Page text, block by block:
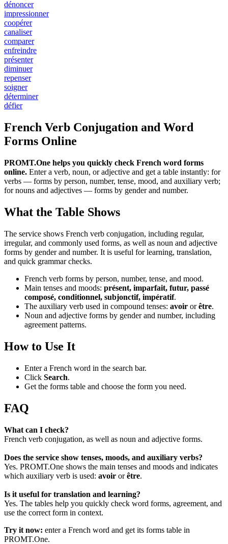
dénoncer
impressionner
coopérer
canaliser
comparer
enfreindre
présenter
diminuer
repenser
soigner
déterminer
défier
French Verb Conjugation and Word
Forms Online
PROMT.One helps you quickly check French word forms
online. Enter a verb, noun, or adjective and get a table instantly: for
verbs — forms by person, number, tense, mood, and auxiliary verb;
for nouns and adjectives — forms by gender and number.
What the Table Shows
The service shows French verb conjugation, including regular,
irregular, and commonly used forms, as well as noun and adjective
forms by gender and number. It is useful for learning, translation,
and quick grammar checks.
French verb forms by person, number, tense, and mood.
Main tenses and moods: présent, imparfait, futur, passé
composé, conditionnel, subjonctif, impératif.
The auxiliary verb used in compound tenses: avoir orêtre.
Noun and adjective forms by gender and number, including
agreement patterns.
How to Use It
Enter a French word in the search bar.
Click Search.
Get the forms table and choose the form you need.
FAQ
What can I check?
French verb conjugation, as well as noun and adjective forms.
Does the service show tenses, moods, and auxiliary verbs?
Yes. PROMT.One shows the main tenses and moods and indicates
which auxiliary verb is used: avoir orêtre.
Is it useful for translation and learning?
Yes. The tables help you quickly check word forms, agreement, and
use the correct form in context.
Try it now: enter a French word and get its forms table in
PROMT.One.